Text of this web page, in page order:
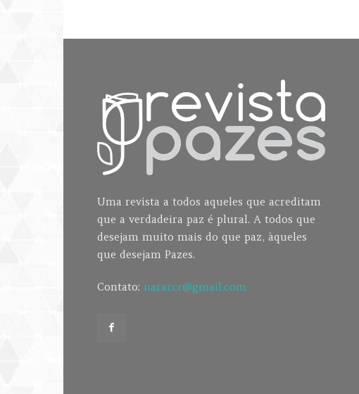
Uma revista a todos aqueles que acreditam
que a verdadeira paz é plural. A todos que
desejam muito mais do que paz, àqueles
que desejam Pazes.
Contato: nararcr@gmail.com